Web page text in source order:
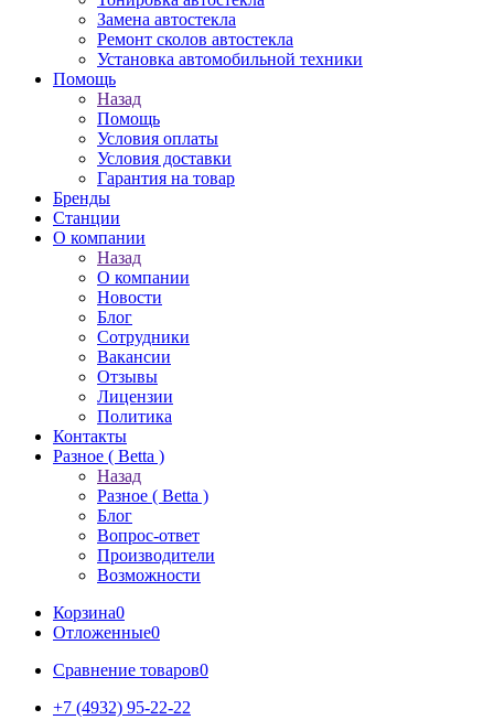
Замена автостекла
Ремонт сколов автостекла
Установка автомобильной техники
Помощь
Назад
Помощь
Условия оплаты
Условия доставки
Гарантия на товар
Бренды
Станции
О компании
Назад
О компании
Новости
Блог
Сотрудники
Вакансии
Отзывы
Лицензии
Политика
Контакты
Разное ( Betta )
Назад
Разное ( Betta )
Блог
Вопрос-ответ
Производители
Возможности
Корзина0
Отложенные0
Сравнение товаров0
+7 (4932) 95-22-22